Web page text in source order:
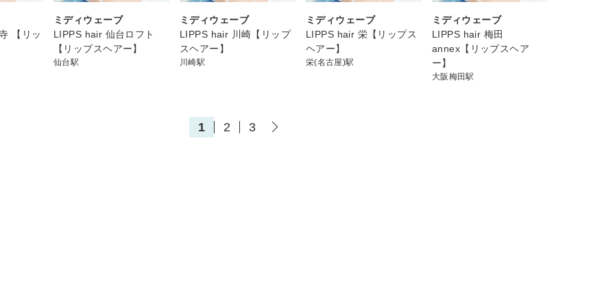
【リッ
ミディウェーブ
LIPPS hair 仙台ロフト
【リップスヘアー】
仙台駅
ミディウェーブ
LIPPS hair 川崎【リップ
スヘアー】
川崎駅
ミディウェーブ
LIPPS hair 栄【リップス
ヘアー】
栄(名古屋)駅
ミディウェーブ
LIPPS hair 梅田
annex【リップスヘア
ー】
大阪梅田駅
1 2 3